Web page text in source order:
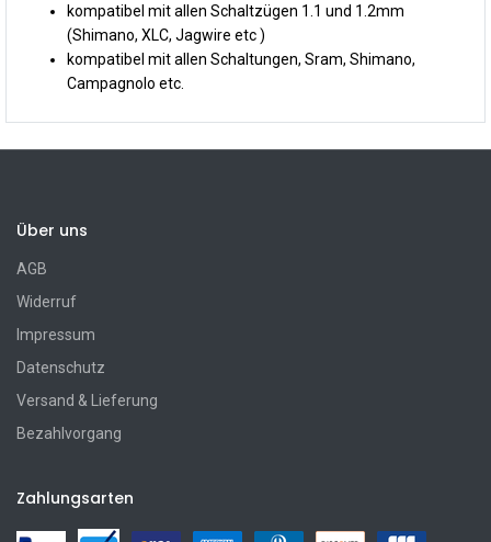
kompatibel mit allen Schaltzügen 1.1 und 1.2mm
(Shimano, XLC, Jagwire etc )
kompatibel mit allen Schaltungen, Sram, Shimano,
Campagnolo etc.
Über uns
AGB
Widerruf
Impressum
Datenschutz
Versand & Lieferung
Bezahlvorgang
Zahlungsarten